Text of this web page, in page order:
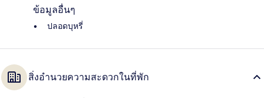
ข้อมูลอื่นๆ
ปลอดบุหรี่
สิ่งอำนวยความสะดวกในที่พัก